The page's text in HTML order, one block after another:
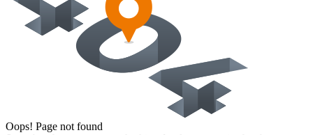
Oops! Page not found